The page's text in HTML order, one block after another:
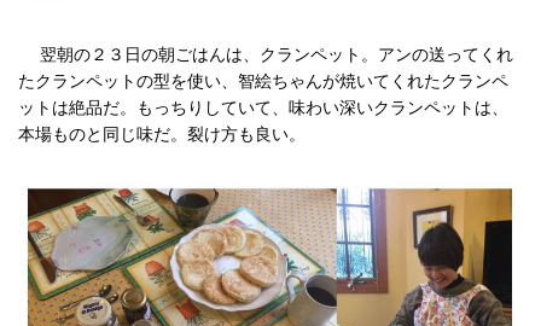
翌朝の２３日の朝ごはんは、クランペット。アンの送ってくれ
たクランペットの型を使い、智絵ちゃんが焼いてくれたクランペ
ットは絶品だ。もっちりしていて、味わい深いクランペットは、
本場ものと同じ味だ。裂け方も良い。